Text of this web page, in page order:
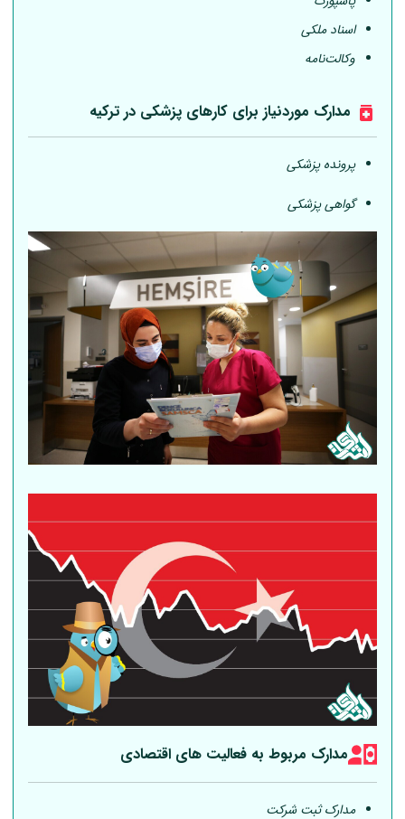
اسناد ملکی
وکالت‌نامه
مدارک موردنیاز برای کارهای پزشکی در ترکیه
پرونده پزشکی
گواهی پزشکی
مدارک مربوط به فعالیت های اقتصادی
مدارک ثبت شرکت